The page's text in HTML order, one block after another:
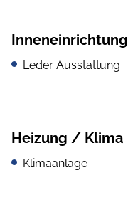
Inneneinrichtung
Leder Ausstattung
Heizung / Klima
Klimaanlage